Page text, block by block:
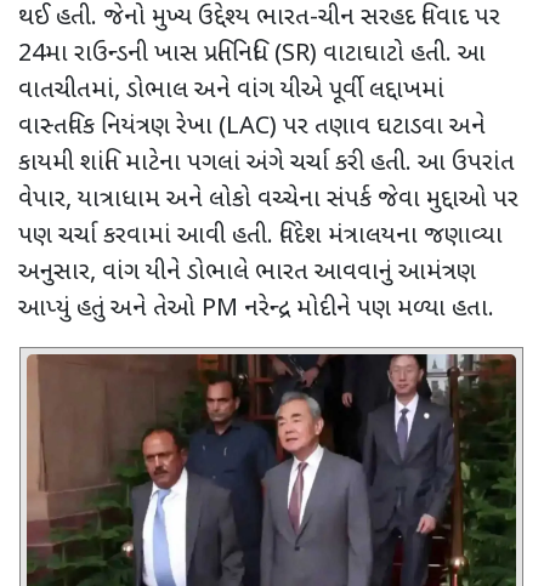
થઈ હતી. જેનો મુખ્ય ઉદ્દેશ્ય ભારત-ચીન સરહદ વિવાદ પર
24મા રાઉન્ડની ખાસ પ્રતિનિધિ (SR) વાટાઘાટો હતી. આ
વાતચીતમાં, ડોભાલ અને વાંગ યીએ પૂર્વી લદ્દાખમાં
વાસ્તવિક નિયંત્રણ રેખા (LAC) પર તણાવ ઘટાડવા અને
કાયમી શાંતિ માટેના પગલાં અંગે ચર્ચા કરી હતી. આ ઉપરાંત
વેપાર, યાત્રાધામ અને લોકો વચ્ચેના સંપર્ક જેવા મુદ્દાઓ પર
પણ ચર્ચા કરવામાં આવી હતી. વિદેશ મંત્રાલયના જણાવ્યા
અનુસાર, વાંગ યીને ડોભાલે ભારત આવવાનું આમંત્રણ
આપ્યું હતું અને તેઓ PM નરેન્દ્ર મોદીને પણ મળ્યા હતા.